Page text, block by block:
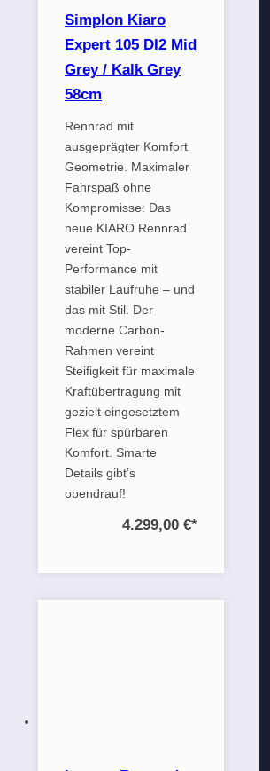
Simplon Kiaro
Expert 105 DI2 Mid
Grey / Kalk Grey
58cm
Rennrad mit
ausgeprägter Komfort
Geometrie. Maximaler
Fahrspaß ohne
Kompromisse: Das
neue KIARO Rennrad
vereint Top-
Performance mit
stabiler Laufruhe – und
das mit Stil. Der
moderne Carbon-
Rahmen vereint
Steifigkeit für maximale
Kraftübertragung mit
gezielt eingesetztem
Flex für spürbaren
Komfort. Smarte
Details gibt’s
obendrauf!
4.299,00 €*